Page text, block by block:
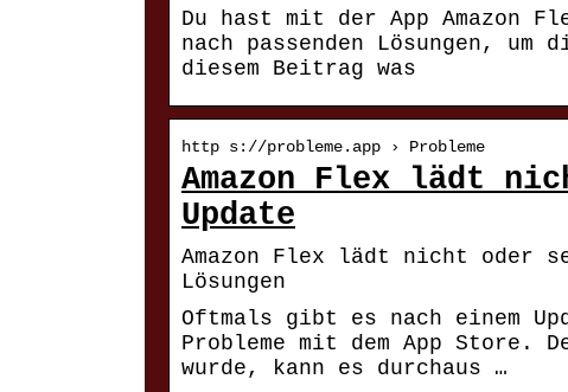
Du hast mit der App Amazon
nach passenden Lösungen,
diesem Beitrag was
http s://probleme.app › Probleme
Amazon Flex lädt
Update
Amazon Flex lädt nicht oder
Lösungen
Oftmals gibt es nach einem
Probleme mit dem App Store.
wurde, kann es durchaus …